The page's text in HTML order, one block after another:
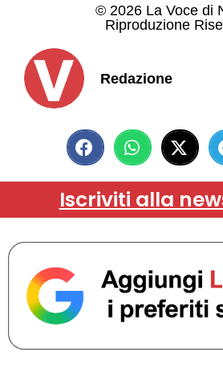
© 2026 La Voce di
Riproduzione
Redazione
Iscriviti alla